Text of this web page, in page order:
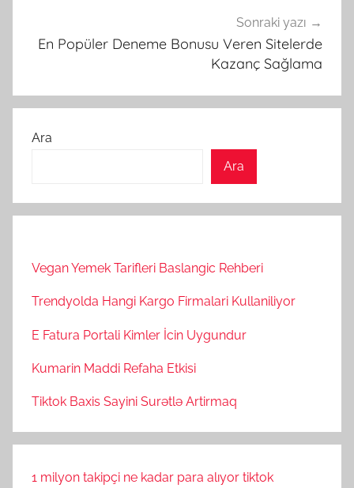
Sonraki yazı
En Popüler Deneme Bonusu Veren Sitelerde
Kazanç Sağlama
Ara
Ara
Vegan Yemek Tarifleri Baslangic Rehberi
Trendyolda Hangi Kargo Firmalari Kullaniliyor
E Fatura Portali Kimler İcin Uygundur
Kumarin Maddi Refaha Etkisi
Tiktok Baxis Sayini Surətlə Artirmaq
1 milyon takipçi ne kadar para alıyor tiktok